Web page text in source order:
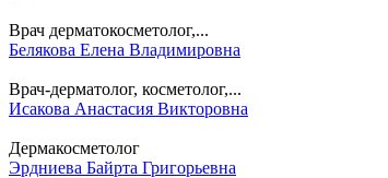
Врач дерматокосметолог,...
Белякова Елена Владимировна
Врач-дерматолог, косметолог,...
Исакова Анастасия Викторовна
Дермакосметолог
Эрдниева Байрта Григорьевна